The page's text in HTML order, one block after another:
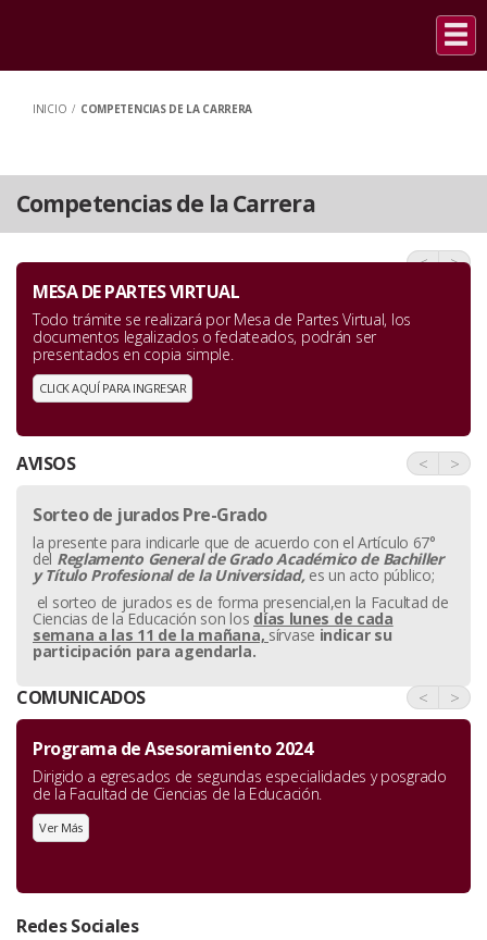
INICIO / COMPETENCIAS DE LA CARRERA
Competencias de la Carrera
< >
MESA DE PARTES VIRTUAL
Todo trámite se realizará por Mesa de Partes Virtual, los
documentos legalizados o fedateados, podrán ser
presentados en copia simple.
CLICK AQUÍ PARA INGRESAR
AVISOS < >
Sorteo de jurados Pre-Grado
la presente para indicarle que de acuerdo con el Artículo 67°
del Reglamento General de Grado Académico de Bachiller
yTítulo Profesional de la Universidad, es un acto público;
el sorteo de jurados es de forma presencial,en la Facultad de
Ciencias de la Educación son los días lunes de cada
semana a las 11 de la mañana, sírvase indicar su
participación para agendarla.
COMUNICADOS < >
Programa de Asesoramiento 2024
Dirigido a egresados de segundas especialidades y posgrado
de la Facultad de Ciencias de la Educación.
Ver Más
Redes Sociales